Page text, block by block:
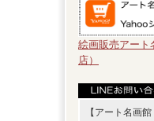
絵画販売アート
店）
【アート名画館